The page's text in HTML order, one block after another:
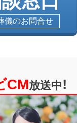
儀のお問合せ
CM放送中!